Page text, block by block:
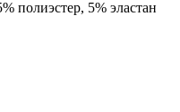
полиэстер, 5% эластан